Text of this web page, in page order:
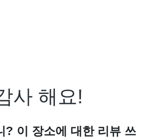
사 해요!
? 이 장소에 대한 리뷰 쓰